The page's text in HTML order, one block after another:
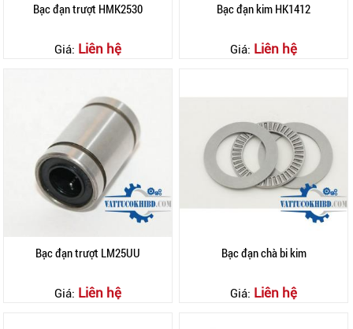
Bạc đạn trượt HMK2530
Giá: Liên hệ
Bạc đạn kim HK1412
Giá: Liên hệ
Bạc đạn trượt LM25UU
Giá: Liên hệ
Bạc đạn chà bi kim
Giá: Liên hệ